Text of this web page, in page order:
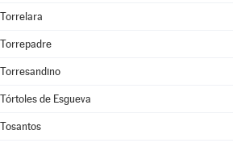
Torrelara
Torrepadre
Torresandino
Tórtoles de Esgueva
Tosantos